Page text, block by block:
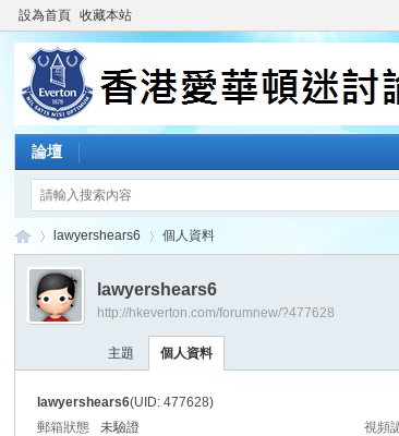
設為首頁 收藏本站
論壇
›
lawyershears6 個人資料
lawyershears6
http://hkeverton.com/forumnew/?477628
主題 個人資料
lawyershears6(UID: 477628)
郵箱狀態
未驗證 視頻